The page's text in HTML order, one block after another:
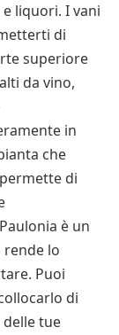
liquori. I vani
di
superiore
da vino,
in
che
di
è un
lo
Puoi
di
tue